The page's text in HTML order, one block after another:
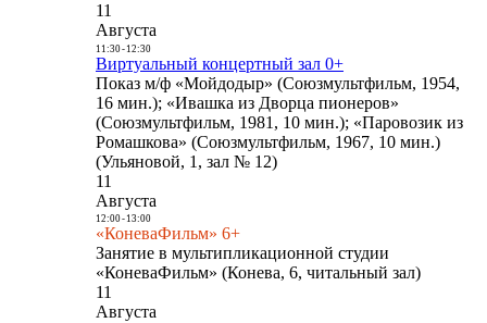
11
Августа
11:30- 12:30
Виртуальный концертный зал 0+
Показ м/ф «Мойдодыр» (Союзмультфильм, 1954,
16 мин.); «Ивашка из Дворца пионеров»
(Союзмультфильм, 1981, 10 мин.); «Паровозик из
Ромашкова» (Союзмультфильм, 1967, 10 мин.)
(Ульяновой, 1, зал № 12)
11
Августа
12:00- 13:00
«КоневаФильм» 6+
Занятие в мультипликационной студии
«КоневаФильм» (Конева, 6, читальный зал)
11
Августа